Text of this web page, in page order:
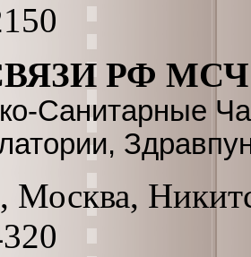
РФ МСЧ
Санитарные
Москва,